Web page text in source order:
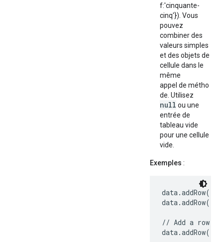
f:'cinquante-
cinq'}). Vous
pouvez
combiner des
valeurs simples
et des objets de
cellule dans le
même
appel de métho
de. Utilisez
null ou une
entrée de
tableau vide
pour une cellule
vide.
Exemples :
// Add a row